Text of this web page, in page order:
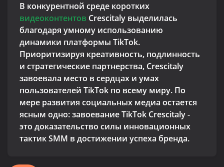
В конкурентной среде коротких
видеоконтентов Crescitaly выделилась
благодаря умному использованию
динамики платформы TikTok.
Приоритизируя креативность, подлинность
и стратегические партнерства, Crescitaly
завоевала место в сердцах и умах
пользователей TikTok по всему миру. По
мере развития социальных медиа остается
ясным одно: завоевание TikTok Crescitaly -
это доказательство силы инновационных
тактик SMM в достижении успеха бренда.